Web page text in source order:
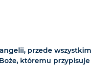
przede wszystkim
któremu przypisuje